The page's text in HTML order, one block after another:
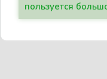
пользуется